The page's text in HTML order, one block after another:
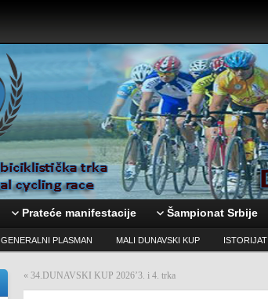
Prateće manifestacije Šampionat Srbije
GENERALNI PLASMAN MALI DUNAVSKI KUP ISTORIJAT
« 34.DUNAVSKI KUP 2026’3. i 4. trka